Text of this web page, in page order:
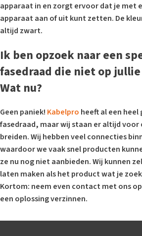
apparaat in en zorgt ervoor dat je met
apparaat aan of uit kunt zetten. De
altijd zwart.
Ik ben opzoek naar een
fasedraad die niet op
Wat nu?
Geen paniek! Kabelpro heeft al een
fasedraad, maar wij staan er altijd
breiden. Wij hebben veel connecties
waardoor we vaak snel producten
ze nu nog niet aanbieden. Wij kunnen
laten maken als het product wat je
Kortom: neem even contact met ons
een oplossing verzinnen.